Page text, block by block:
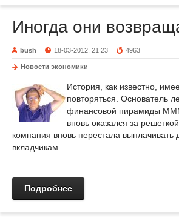
Иногда они
bush 18-03-2012, 21:23 4963
Новости экономики
История, как известно,
повторяться. Основатель
финансовой пирамиды
вновь оказался за
компания вновь перестала выплачивать
вкладчикам.
Подробнее